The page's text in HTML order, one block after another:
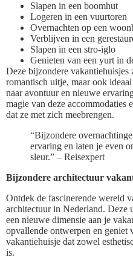
Slapen in een boomhut
Logeren in een vuurtoren
Overnachten op een
Verblijven in een
Slapen in een stro-iglo
Genieten van een yurt in
Deze bijzondere
romantisch uitje, maar ook
naar avontuur en nieuwe
magie van deze accommodaties
dat ze met zich meebrengen.
“Bijzondere
ervaring en laten je even
sleur.” – Reisexpert
Bijzondere architectuur
Ontdek de fascinerende wereld
architectuur in Nederland. Deze
een nieuwe dimensie aan je
opvallende ontwerpen en
vakantiehuisje dat zowel
is.